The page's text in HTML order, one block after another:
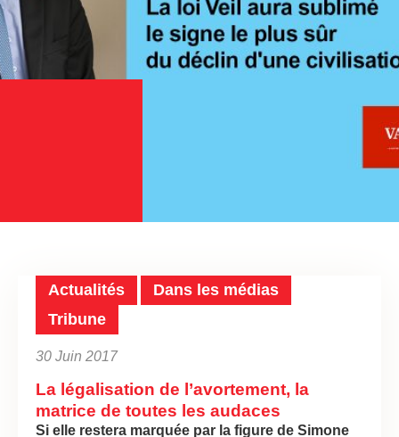
Actualités
Dans les médias
Tribune
30 Juin 2017
La légalisation de l’avortement, la
matrice de toutes les audaces
Si elle restera marquée par la figure de Simone